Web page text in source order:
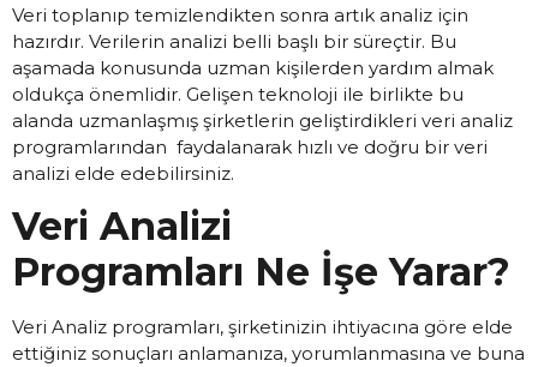
Veri toplanıp temizlendikten sonra artık analiz için
hazırdır. Verilerin analizi belli başlı bir süreçtir. Bu
aşamada konusunda uzman kişilerden yardım almak
oldukça önemlidir. Gelişen teknoloji ile birlikte bu
alanda uzmanlaşmış şirketlerin geliştirdikleri veri analiz
programlarından faydalanarak hızlı ve doğru bir veri
analizi elde edebilirsiniz.
Veri Analizi
Programları Ne İşe Yarar?
Veri Analiz programları, şirketinizin ihtiyacına göre elde
ettiğiniz sonuçları anlamanıza, yorumlanmasına ve buna